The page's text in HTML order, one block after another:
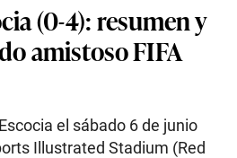
(0-4): resumen y
amistoso FIFA
el sábado 6 de junio
Illustrated Stadium (Red